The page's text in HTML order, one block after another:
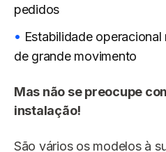
pedidos
Estabilidade
de grande movimento
Mas não se preocupe
instalação!
São vários os modelos à